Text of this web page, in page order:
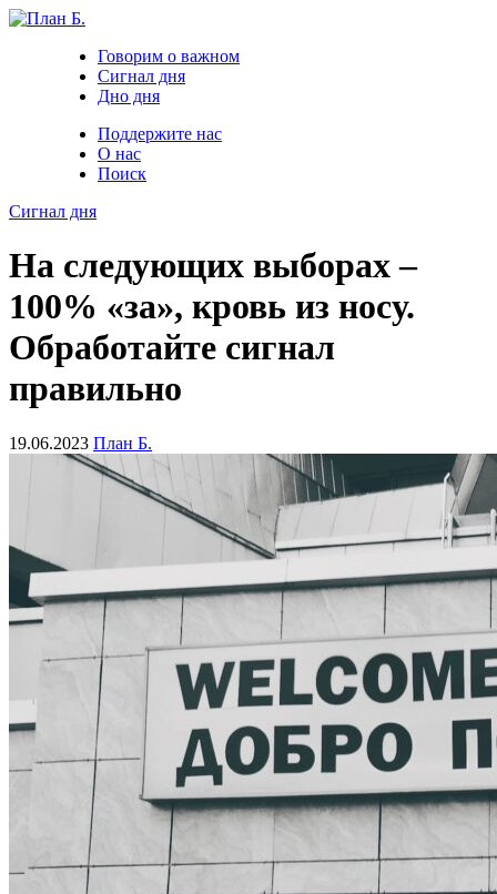
Говорим о важном
Сигнал дня
Дно дня
Поддержите нас
О нас
Поиск
Сигнал дня
На следующих выборах –
100% «за», кровь из носу.
Обработайте сигнал
правильно
19.06.2023 План Б.